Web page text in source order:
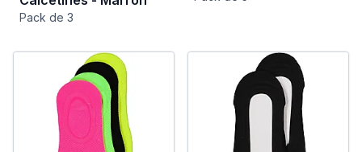
Pack de 3